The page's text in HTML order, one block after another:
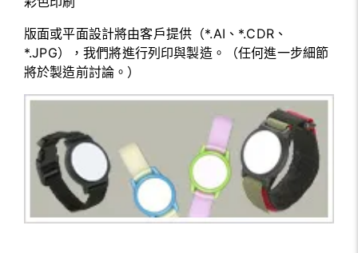
版面或平面設計將由客戶提供（*.AI、*.CDR、
*.JPG），我們將進行列印與製造。（任何進一步細節
將於製造前討論。）